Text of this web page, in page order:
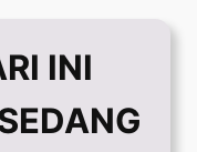
INI